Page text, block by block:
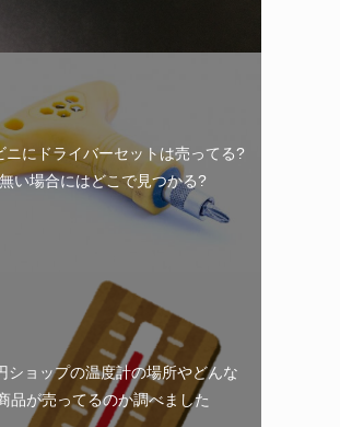
ニにドライバーセットは売ってる?
無い場合にはどこで見つかる?
ショップの温度計の場所やどんな
品が売ってるのか調べました